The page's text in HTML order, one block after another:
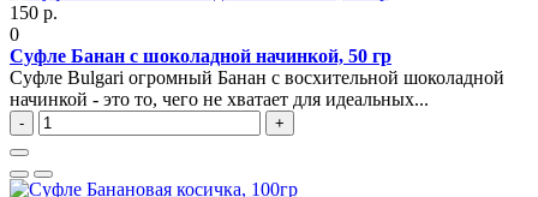
150 р.
0
Суфле Банан с шоколадной начинкой, 50 гр
Суфле Bulgari огромный Банан с восхительной шоколадной
начинкой - это то, чего не хватает для идеальных...
- +